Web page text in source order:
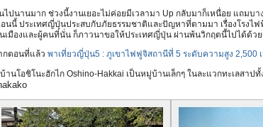
ปนานมาก ช่วงนี้งานเยอะไม่ค่อยมีเวลามา Up กลับมาก็เหนื่อย แถมบ
นนี้ ประเทศญี่ปุ่นประสบกับภัยธรรมชาติและปัญหาที่ตามมา เรื่องโรงไฟ
เมืองและผู้คนที่นั่น ก็ภาวนาขอให้ประเทศญี่ปุ่น ผ่านพ้นวิกฤตนี้ไปได้ด้ว
กตอนที่แล้ว พาเที่ยวญี่ปุ่น5 : ภูเขาไฟฟูจิสถานีที่ 5 ระดับความสูง 2,500
นโอชิโนะฮักไก Oshino-Hakkai เป็นหมู่บ้านเล็กๆ ในละแวกทะเลสาป